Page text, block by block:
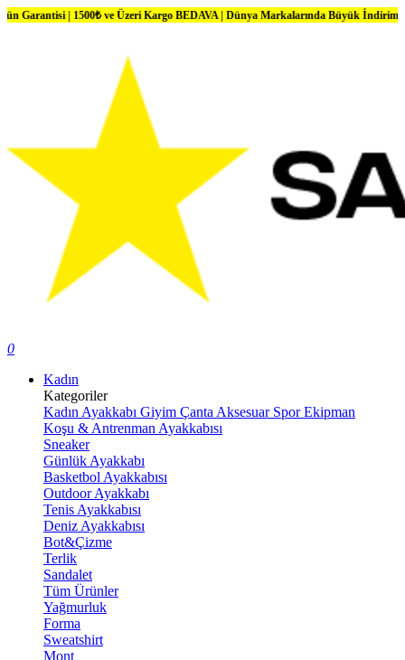
ve Üzeri Kargo BEDAVA | Dünya Markalarında Büyük İndirimler
0
Kadın
Kategoriler
Kadın Ayakkabı Giyim Çanta Aksesuar Spor Ekipman
Koşu & Antrenman Ayakkabısı
Sneaker
Günlük Ayakkabı
Basketbol Ayakkabısı
Outdoor Ayakkabı
Tenis Ayakkabısı
Deniz Ayakkabısı
Bot&Çizme
Terlik
Sandalet
Tüm Ürünler
Yağmurluk
Forma
Sweatshirt
Mont